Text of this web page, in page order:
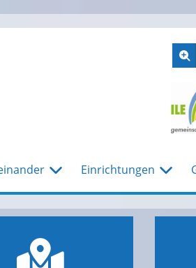
Einrichtungen